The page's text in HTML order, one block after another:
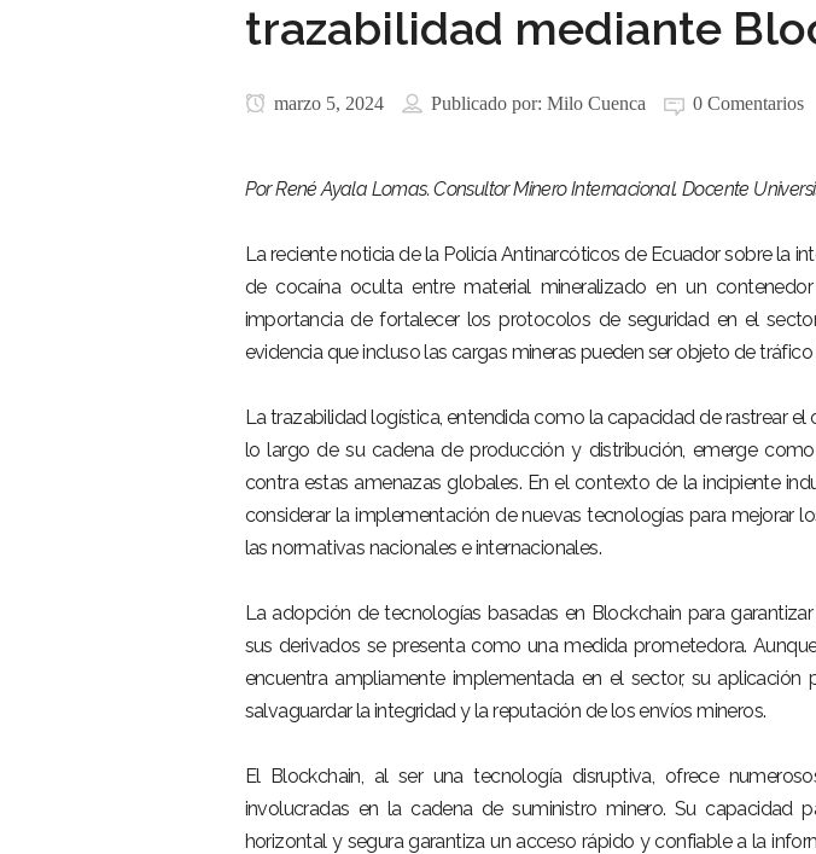
trazabilidad mediante
marzo 5, 2024 Publicado por: Milo Cuenca 0 Comentarios
Por René Ayala Lomas. Consultor Minero Internacional. Docente
La reciente noticia de la Policía Antinarcóticos de Ecuador sobre la
de cocaína oculta entre material mineralizado en un
importancia de fortalecer los protocolos de seguridad en el
evidencia que incluso las cargas mineras pueden ser objeto de
La trazabilidad logística, entendida como la capacidad de rastrear
lo largo de su cadena de producción y distribución, emerge
contra estas amenazas globales. En el contexto de la incipiente
considerar la implementación de nuevas tecnologías para mejorar
las normativas nacionales e internacionales.
La adopción de tecnologías basadas en Blockchain para
sus derivados se presenta como una medida prometedora.
encuentra ampliamente implementada en el sector, su aplicación
salvaguardar la integridad y la reputación de los envíos mineros.
El Blockchain, al ser una tecnología disruptiva, ofrece
involucradas en la cadena de suministro minero. Su capacidad
horizontal y segura garantiza un acceso rápido y confiable a la